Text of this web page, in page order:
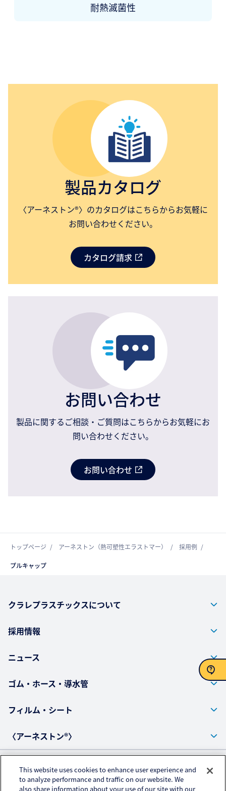
耐熱滅菌性
製品カタログ
〈アーネストン®〉のカタログはこちらからお気軽に
お問い合わせください。
カタログ請求
お問い合わせ
製品に関するご相談・ご質問はこちらからお気軽にお
問い合わせください。
お問い合わせ
トップページ アーネストン（熱可塑性エラストマー） 採用例
プルキャップ
クラレプラスチックスについて
採用情報
ニュース
ゴム・ホース・導水管
フィルム・シート
〈アーネストン®〉
プライバシーポリシー
This website uses cookies to enhance user experience and
to analyze performance and traffic on our website. We
also share information about your use of our site with our